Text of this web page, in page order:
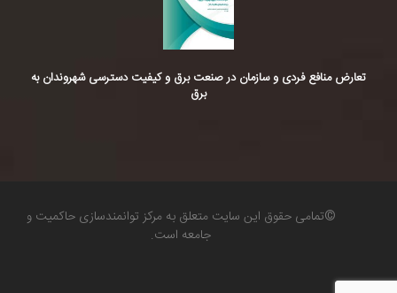
تعارض منافع فردی و سازمان در صنعت برق و کیفیت دسترسی شهروندان به
برق
©تمامی حقوق این سایت متعلق به مرکز توانمندسازی حاکمیت و
جامعه است.